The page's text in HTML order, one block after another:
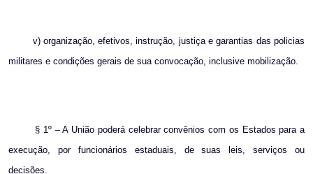
v) organização, efetivos, instrução, justiça e garantias das policias
militares e condições gerais de sua convocação, inclusive mobilização.
§ 1º – A União poderá celebrar convênios com os Estados para a
execução, por funcionários estaduais, de suas leis, serviços ou
decisões.